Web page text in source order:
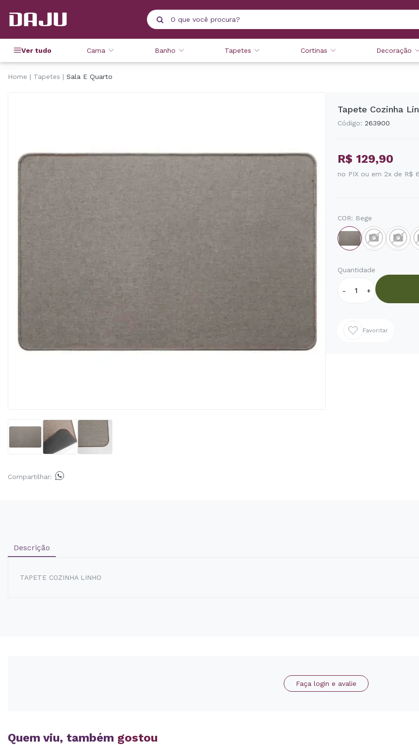
Ver tudo Cama Banho Tapetes Cortinas Decoração
Home Tapetes Sala E Quarto
Compartilhar:
Tapete Cozinha
Código: 263900
R$ 129,90
no PIX ou em 2x de R$
COR: Bege
Quantidade
- +
Favoritar
Descrição
TAPETE COZINHA LINHO
Faça login e avalie
Quem viu, também gostou